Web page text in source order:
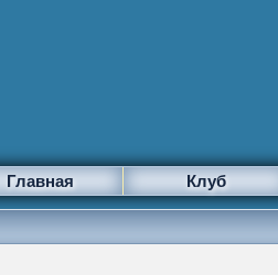
Главная Клуб